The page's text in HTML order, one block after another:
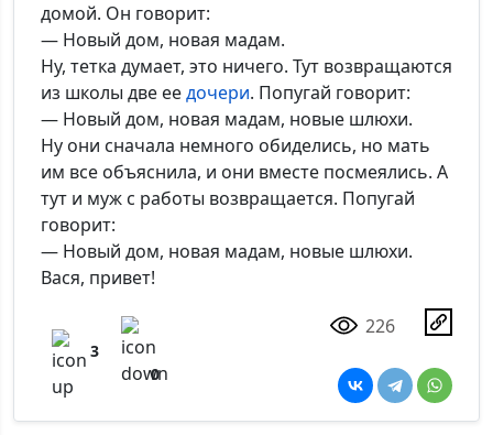
домой. Он говорит:
— Новый дом, новая мадам.
Ну, тетка думает, это ничего. Тут возвращаются
из школы две еедочери. Попугай говорит:
— Новый дом, новая мадам, новые шлюхи.
Ну они сначала немного обиделись, но мать
им все объяснила, и они вместе посмеялись. А
тут и муж с работы возвращается. Попугай
говорит:
— Новый дом, новая мадам, новые шлюхи.
Вася, привет!
3
0
226